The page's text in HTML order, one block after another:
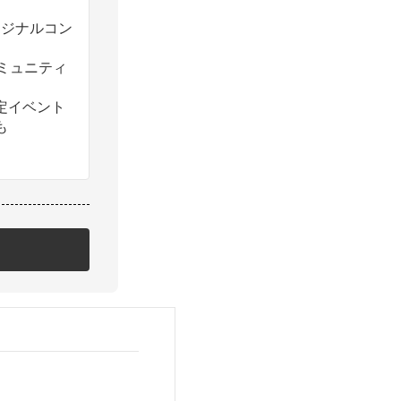
ナルコン
ュニティ
イベント